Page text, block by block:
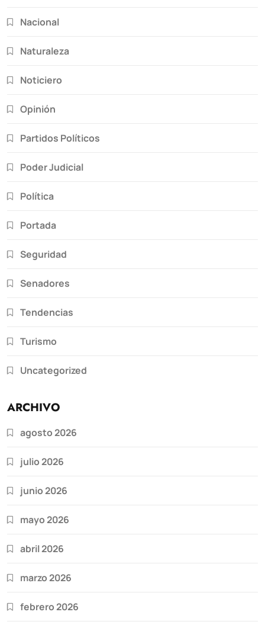
Nacional
Naturaleza
Noticiero
Opinión
Partidos Políticos
Poder Judicial
Política
Portada
Seguridad
Senadores
Tendencias
Turismo
Uncategorized
ARCHIVO
agosto 2026
julio 2026
junio 2026
mayo 2026
abril 2026
marzo 2026
febrero 2026